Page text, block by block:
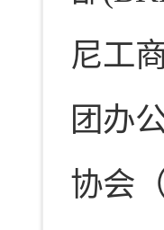
尼工
团办
协会